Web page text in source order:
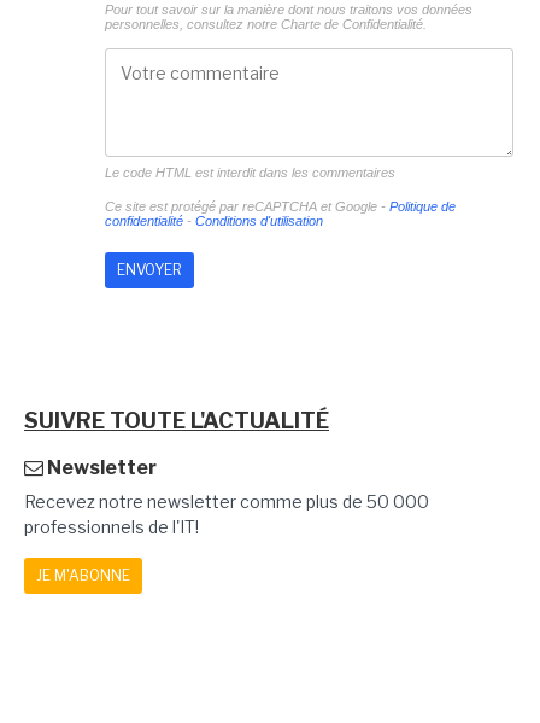
Pour tout savoir sur la manière dont nous traitons vos données
personnelles, consultez notre Charte de Confidentialité.
Le code HTML est interdit dans les commentaires
Ce site est protégé par reCAPTCHA et Google - Politique de
confidentialité- Conditions d'utilisation
SUIVRE TOUTE L'ACTUALITÉ
Newsletter
Recevez notre newsletter comme plus de 50 000
professionnels de l'IT!
JE M'ABONNE